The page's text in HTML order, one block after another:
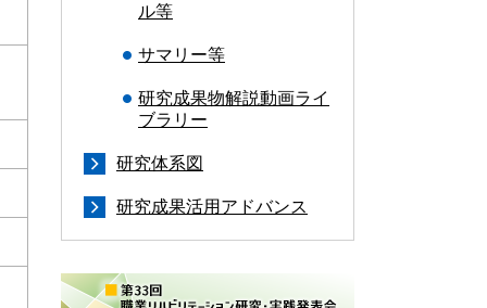
ル等
サマリー等
研究成果物解説動画ライ
ブラリー
研究体系図
研究成果活用アドバンス